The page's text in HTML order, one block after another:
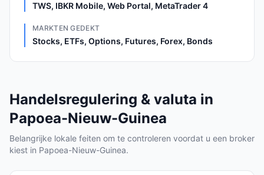
TWS, IBKR Mobile, Web Portal, MetaTrader 4
MARKTEN GEDEKT
Stocks, ETFs, Options, Futures, Forex, Bonds
Handelsregulering & valuta in
Papoea-Nieuw-Guinea
Belangrijke lokale feiten om te controleren voordat u een broker
kiest in Papoea-Nieuw-Guinea.